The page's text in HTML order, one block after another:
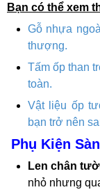
Bạn có thể xem
Gỗ nhựa
thượng.
Tấm ốp than
toàn.
Vật liệu ốp
bạn trở nên
Phụ Kiện
Len chân
nhỏ nhưng